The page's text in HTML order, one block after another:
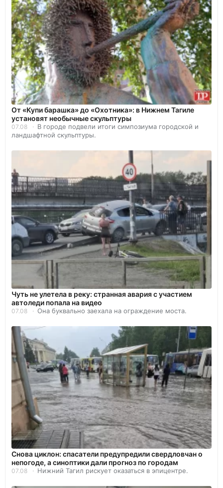
От «Купи барашка» до «Охотника»: в Нижнем Тагиле
установят необычные скульптуры
07.08
В городе подвели итоги симпозиума городской и
ландшафтной скульптуры.
Чуть не улетела в реку: странная авария с участием
автоледи попала на видео
07.08 Она буквально заехала на ограждение моста.
Снова циклон: спасатели предупредили свердловчан о
непогоде, а синоптики дали прогноз по городам
07.08 Нижний Тагил рискует оказаться в эпицентре.